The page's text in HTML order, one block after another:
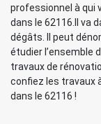
professionnel à qui
dans le 62116.Il va
dégâts. Il peut
étudier l’ensemble
travaux de
confiez les travaux
dans le 62116 !